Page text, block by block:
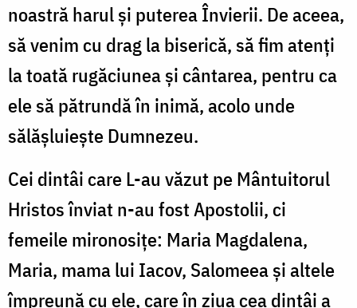
noastră harul și puterea Învierii. De aceea,
să venim cu drag la biserică, să fim atenți
la toată rugăciunea și cântarea, pentru ca
ele să pătrundă în inimă, acolo unde
sălășluiește Dumnezeu.
Cei dintâi care L-au văzut pe Mântuitorul
Hristos înviat n-au fost Apostolii, ci
femeile mironosițe: Maria Magdalena,
Maria, mama lui Iacov, Salomeea și altele
împreună cu ele, care în ziua cea dintâi a